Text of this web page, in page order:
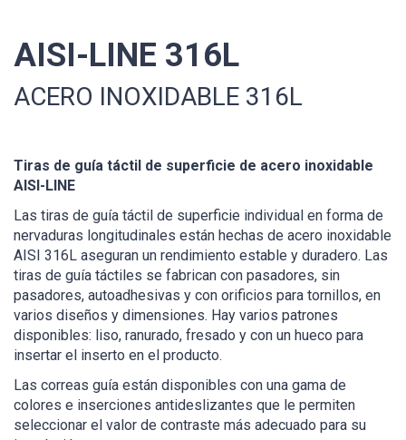
AISI-LINE 316L
ACERO INOXIDABLE 316L
Tiras de guía táctil de superficie de acero inoxidable
AISI-LINE
Las tiras de guía táctil de superficie individual en forma de
nervaduras longitudinales están hechas de acero inoxidable
AISI 316L aseguran un rendimiento estable y duradero. Las
tiras de guía táctiles se fabrican con pasadores, sin
pasadores, autoadhesivas y con orificios para tornillos, en
varios diseños y dimensiones. Hay varios patrones
disponibles: liso, ranurado, fresado y con un hueco para
insertar el inserto en el producto.
Las correas guía están disponibles con una gama de
colores e inserciones antideslizantes que le permiten
seleccionar el valor de contraste más adecuado para su